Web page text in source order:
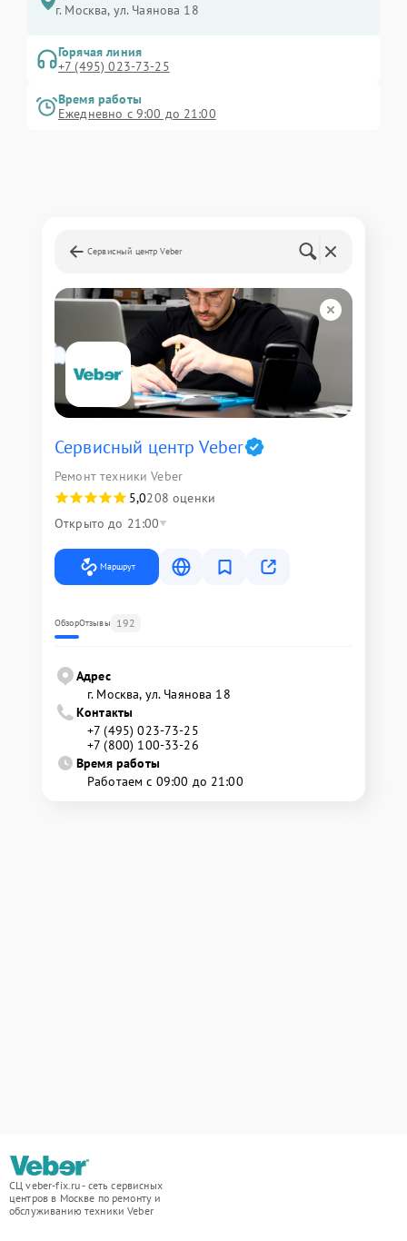
г. Москва, ул. Чаянова 18
Горячая линия
+7 (495) 023-73-25
Время работы
Ежедневно с 9:00 до 21:00
Сервисный центр Veber
Сервисный центр Veber
Ремонт техники Veber
5,0208 оценки
Открыто до 21:00
Маршрут
ОбзорОтзывы 192
Адрес
г. Москва, ул. Чаянова 18
Контакты
+7 (495) 023-73-25
+7 (800) 100-33-26
Время работы
Работаем с 09:00 до 21:00
СЦ veber-fix.ru - сеть сервисных
центров в Москве по ремонту и
обслуживанию техники Veber